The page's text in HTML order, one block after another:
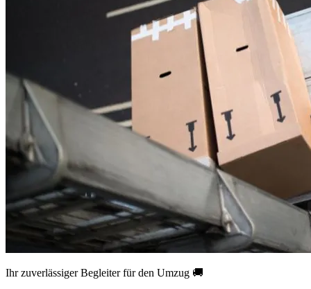
Ihr zuverlässiger Begleiter für den Umzug 🚚